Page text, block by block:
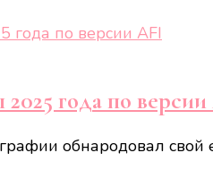
года по
обнародовал